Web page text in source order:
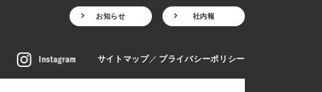
お知らせ 社内報
サイトマップ プライバシーポリシー